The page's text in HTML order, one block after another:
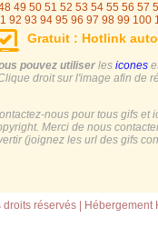
49 50 51 52 53 54 55 56 57
92 93 94 95 96 97 98 99 100
125
126 127 128 129 130 131
155
156 157 158 159 160 161
Gratuit : Hotlink
pouvez utiliser les icones
droit sur l'image afin de
nous pour tous gifs et
Merci de nous
(joignez les url des gifs
réservés | Hébergement